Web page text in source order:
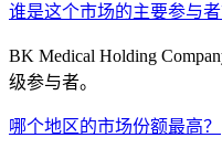
谁是这个市场的主要参与者
BK Medical Holding
级参与者。
哪个地区的市场份额最高？